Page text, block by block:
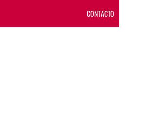
CONTACTO